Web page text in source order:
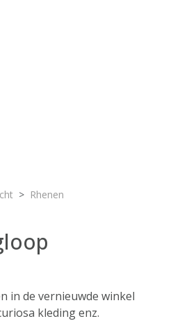
Rhenen
in de vernieuwde winkel
kleding enz.